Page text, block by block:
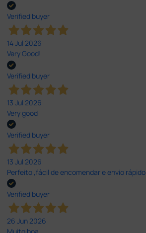
Verified buyer
14 Jul 2026
Very Good!
Verified buyer
13 Jul 2026
Very good
Verified buyer
13 Jul 2026
Perfeito ,fácil de encomendar e envio rápido
Verified buyer
26 Jun 2026